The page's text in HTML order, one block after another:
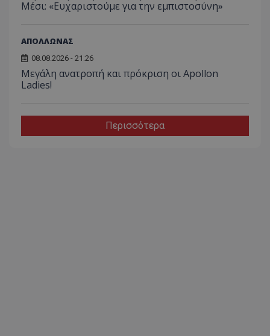
Μέσι: «Ευχαριστούμε για την εμπιστοσύνη»
ΑΠΟΛΛΩΝΑΣ
08.08.2026 - 21:26
Μεγάλη ανατροπή και πρόκριση οι Apollon
Ladies!
Περισσότερα